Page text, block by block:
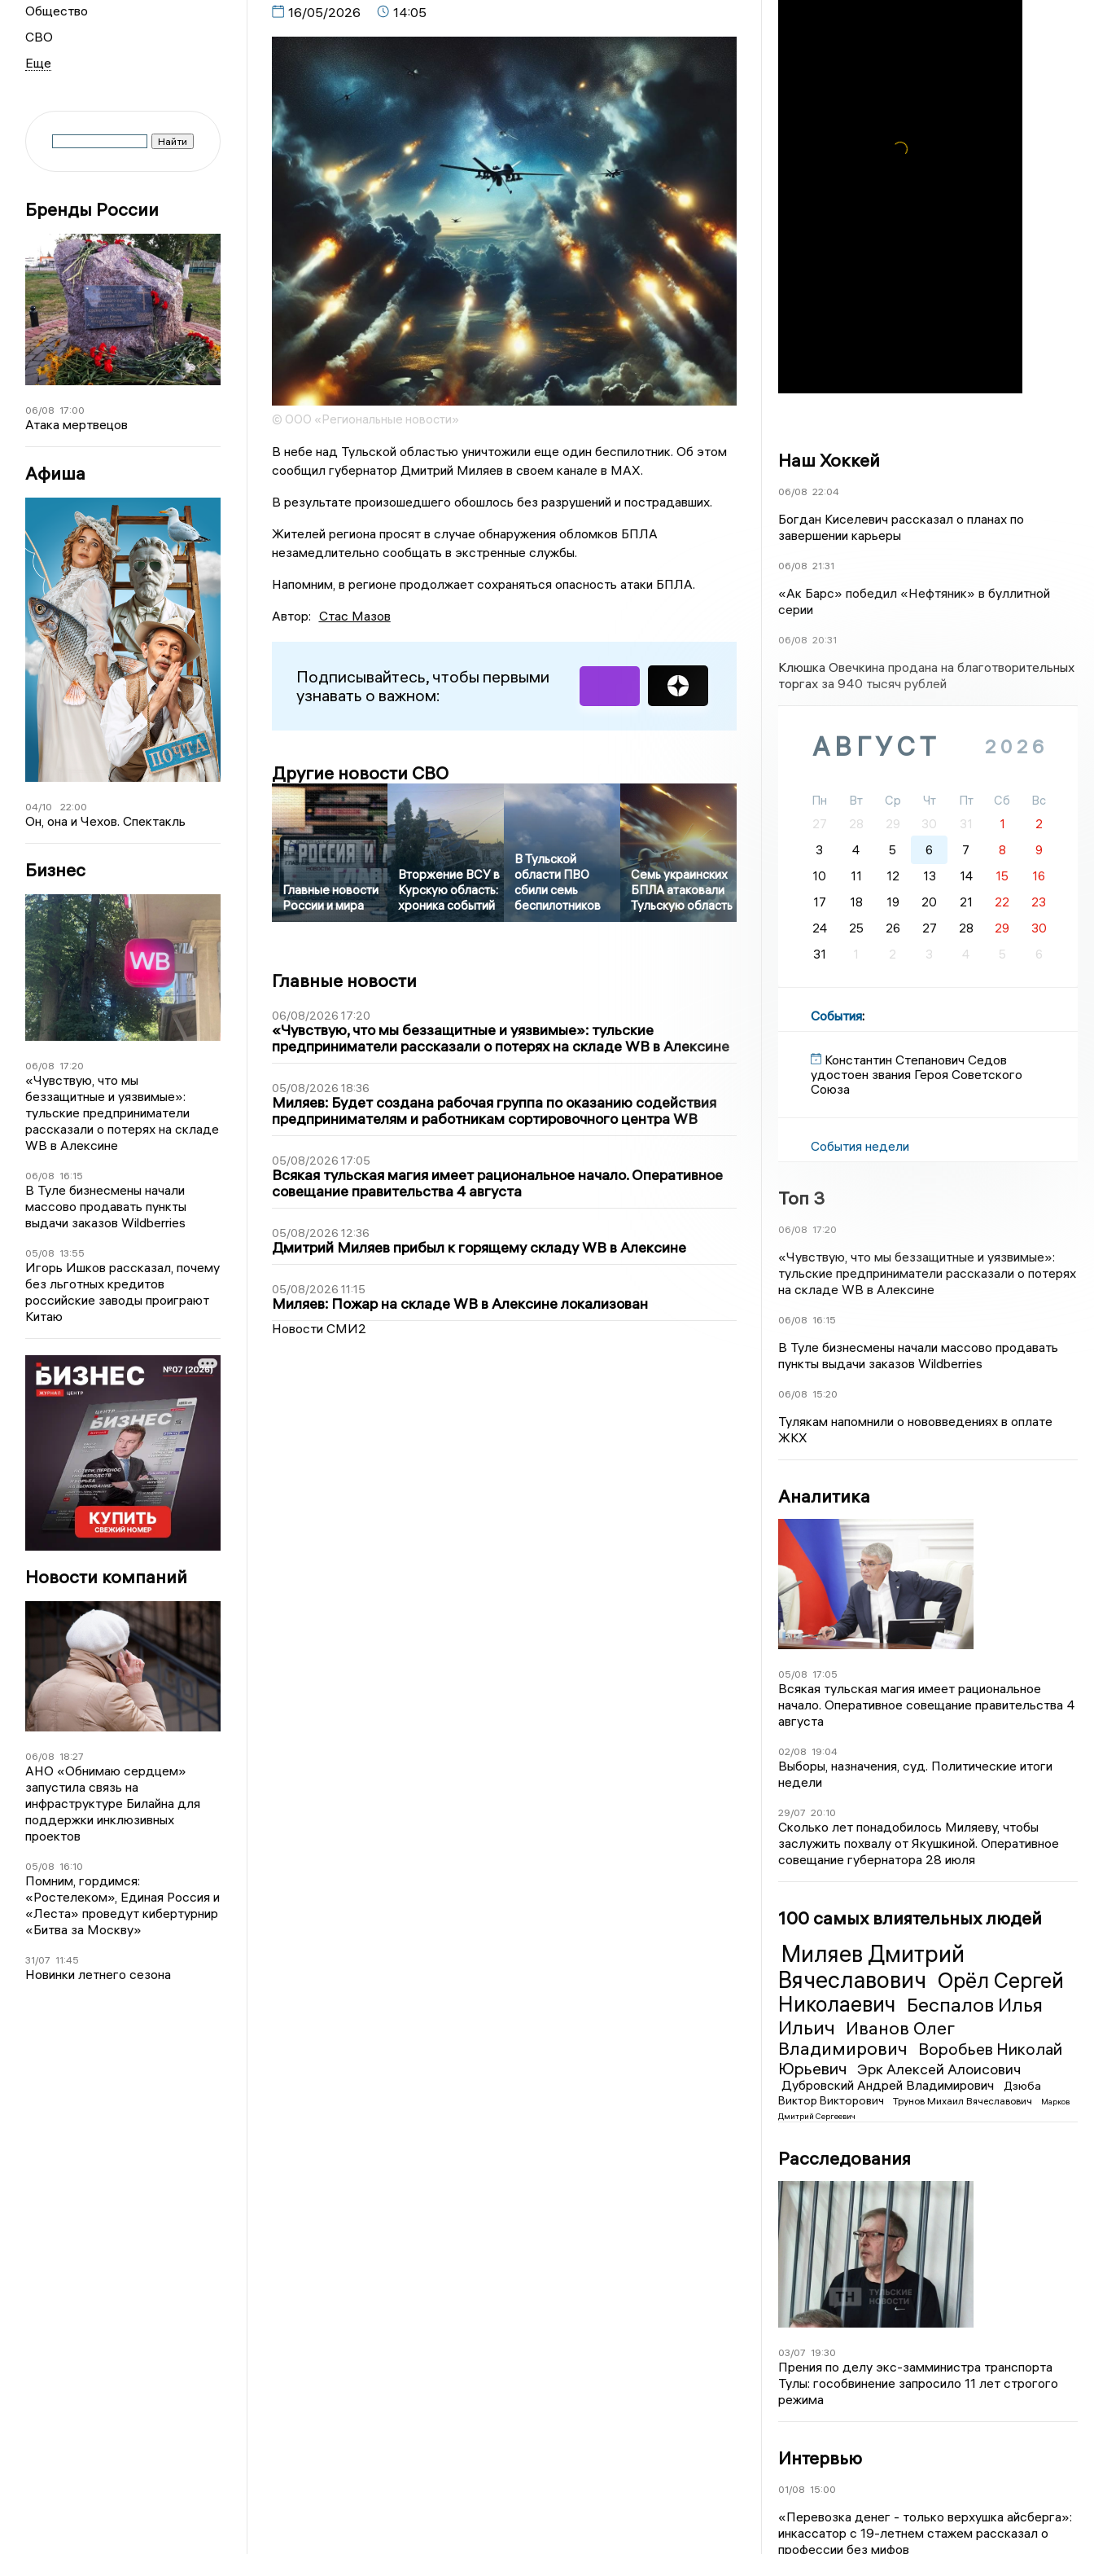
Общество
СВО
Бренды России
06/08 17:00
Атака мертвецов
Афиша
04/10 22:00
Он, она и Чехов. Спектакль
Бизнес
06/08 17:20
«Чувствую, что мы
беззащитные и уязвимые»:
тульские предприниматели
рассказали о потерях на складе
WB в Алексине
06/08 16:15
В Туле бизнесмены начали
массово продавать пункты
выдачи заказов Wildberries
05/08 13:55
Игорь Ишков рассказал, почему
без льготных кредитов
российские заводы проиграют
Китаю
Новости компаний
06/08 18:27
АНО «Обнимаю сердцем»
запустила связь на
инфраструктуре Билайна для
поддержки инклюзивных
проектов
05/08 16:10
Помним, гордимся:
«Ростелеком», Единая Россия и
«Леста» проведут кибертурнир
«Битва за Москву»
31/07 11:45
Новинки летнего сезона
16/05/2026 14:05
© ООО «Региональные новости»
В небе над Тульской областью уничтожили еще один беспилотник. Об этом
сообщил губернатор Дмитрий Миляев в своем канале в MAX.
В результате произошедшего обошлось без разрушений и пострадавших.
Жителей региона просят в случае обнаружения обломков БПЛА
незамедлительно сообщать в экстренные службы.
Напомним, в регионе продолжает сохраняться опасность атаки БПЛА.
Автор: Стас Мазов
Подписывайтесь, чтобы первыми
узнавать о важном:
Другие новости СВО
Главные новости
России и мира
Вторжение ВСУ в
Курскую область:
хроника событий
В Тульской
области ПВО
сбили семь
беспилотников
Семь украинских
БПЛА атаковали
Тульскую область
Главные новости
06/08/2026 17:20
«Чувствую, что мы беззащитные и уязвимые»: тульские
предприниматели рассказали о потерях на складе WB в Алексине
05/08/2026 18:36
Миляев: Будет создана рабочая группа по оказанию содействия
предпринимателям и работникам сортировочного центра WB
05/08/2026 17:05
Всякая тульская магия имеет рациональное начало. Оперативное
совещание правительства 4 августа
05/08/2026 12:36
Дмитрий Миляев прибыл к горящему складу WB в Алексине
05/08/2026 11:15
Миляев: Пожар на складе WB в Алексине локализован
Новости СМИ2
Наш Хоккей
06/08 22:04
Богдан Киселевич рассказал о планах по
завершении карьеры
06/08 21:31
«Ак Барс» победил «Нефтяник» в буллитной
серии
06/08 20:31
Клюшка Овечкина продана на благотворительных
торгах за 940 тысяч рублей
АВГУСТ 2026
Пн Вт Ср Чт Пт Сб
Вс
27
28 29 30 31 1
2
3
4 5 6 7 8
9
10
11 12 13 14 15
16
17
18 19 20 21 22
23
24
25 26 27 28 29
30
31
1 2 3 4 5 6
События:
Константин Степанович Седов
удостоен звания Героя Советского
Союза
События недели
Топ 3
06/08 17:20
«Чувствую, что мы беззащитные и уязвимые»:
тульские предприниматели рассказали о потерях
на складе WB в Алексине
06/08 16:15
В Туле бизнесмены начали массово продавать
пункты выдачи заказов Wildberries
06/08 15:20
Тулякам напомнили о нововведениях в оплате
ЖКХ
Аналитика
05/08 17:05
Всякая тульская магия имеет рациональное
начало. Оперативное совещание правительства 4
августа
02/08 19:04
Выборы, назначения, суд. Политические итоги
недели
29/07 20:10
Сколько лет понадобилось Миляеву, чтобы
заслужить похвалу от Якушкиной. Оперативное
совещание губернатора 28 июля
100 самых влиятельных людей
Миляев Дмитрий
Вячеславович Орёл Сергей
Николаевич Беспалов Илья
Ильич
Иванов Олег
Владимирович
Воробьев Николай
Юрьевич
Эрк Алексей Алоисович
Дубровский Андрей Владимирович
Дзюба
Виктор Викторович
Трунов Михаил Вячеславович
Марков
Дмитрий Сергеевич
Расследования
03/07 19:30
Прения по делу экс-замминистра транспорта
Тулы: гособвинение запросило 11 лет строгого
режима
Интервью
01/08 15:00
«Перевозка денег - только верхушка айсберга»:
инкассатор с 19-летнем стажем рассказал о
профессии без мифов